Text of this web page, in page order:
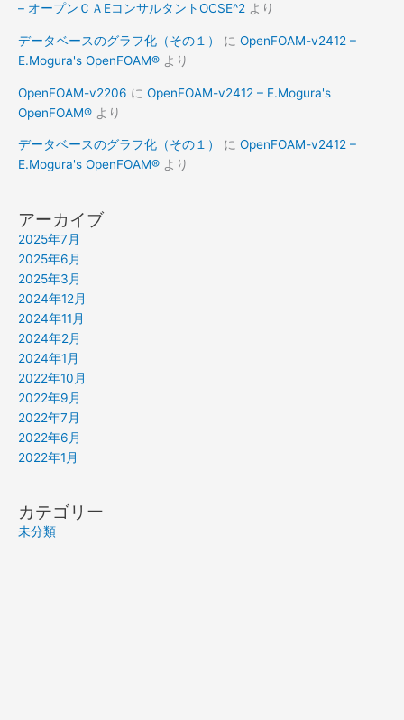
– オープンＣＡEコンサルタントOCSE^2 より
データベースのグラフ化（その１） に OpenFOAM-v2412 –
E.Mogura's OpenFOAM® より
OpenFOAM-v2206 に OpenFOAM-v2412 – E.Mogura's
OpenFOAM® より
データベースのグラフ化（その１） に OpenFOAM-v2412 –
E.Mogura's OpenFOAM® より
アーカイブ
2025年7月
2025年6月
2025年3月
2024年12月
2024年11月
2024年2月
2024年1月
2022年10月
2022年9月
2022年7月
2022年6月
2022年1月
カテゴリー
未分類